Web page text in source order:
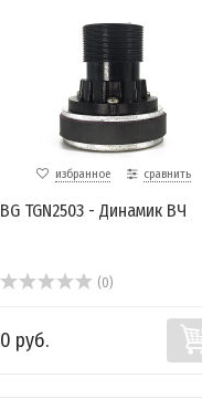
избранное сравнить
BG TGN2503 - Динамик ВЧ
(0)
0 руб.